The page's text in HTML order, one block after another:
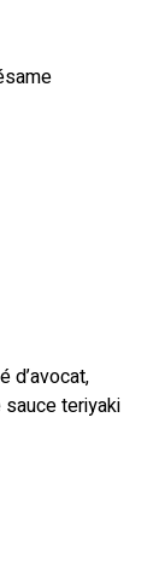
d’avocat,
teriyaki